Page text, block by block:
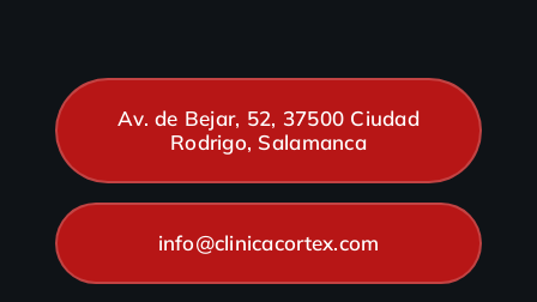
Av. de Bejar, 52, 37500 Ciudad
Rodrigo, Salamanca
info@clinicacortex.com